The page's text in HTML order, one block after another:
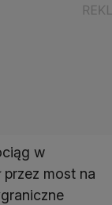
w
przez most na